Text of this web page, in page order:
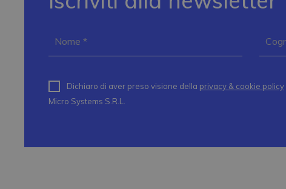
Dichiaro di aver preso visione della privacy & cookie policy
Micro Systems S.R.L.